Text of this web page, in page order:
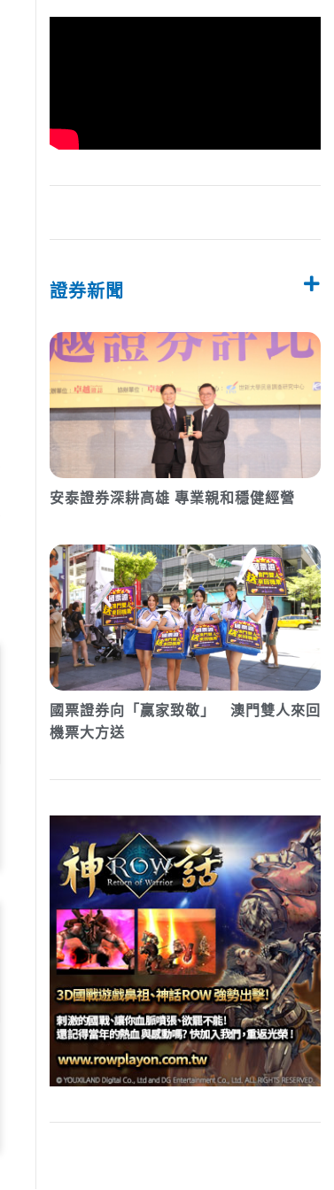
證券新聞
安泰證券深耕高雄 專業親和穩健經營
國票證券向「贏家致敬」 澳門雙人來回
機票大方送